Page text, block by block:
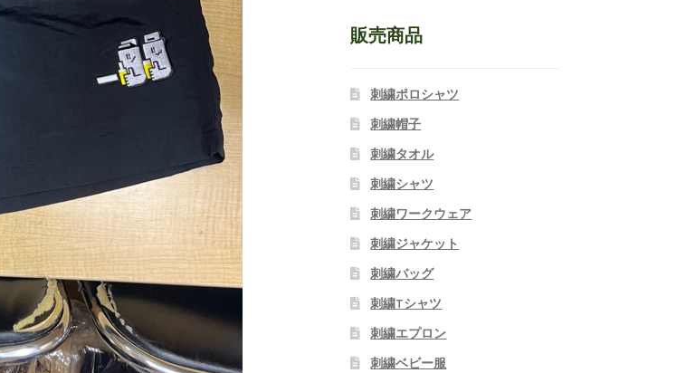
販売商品
刺繍ポロシャツ
刺繍帽子
刺繍タオル
刺繍シャツ
刺繍ワークウェア
刺繍ジャケット
刺繍バッグ
刺繍Tシャツ
刺繍エプロン
刺繍ベビー服